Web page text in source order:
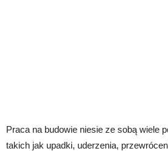
Praca na budowie niesie ze sobą wiele
takich jak upadki, uderzenia,